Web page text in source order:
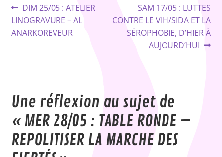
Navigation
de
Article
précédent :
DIM 25/05 : ATELIER
LINOGRAVURE – AL
ANARKOREVEUR
Article
suivant :
SAM 17/05 : LUTTES
CONTRE LE VIH/SIDA ET LA
SÉROPHOBIE, D’HIER À
AUJOURD’HUI
Une réflexion au sujet de
« MER 28/05 : TABLE RONDE –
REPOLITISER LA MARCHE DES